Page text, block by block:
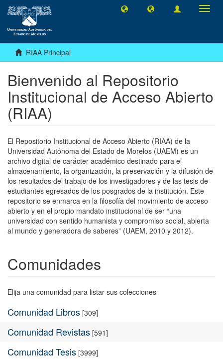
RIAA Principal
Bienvenido al Repositorio
Institucional de Acceso Abierto
(RIAA)
El Repositorio Institucional de Acceso Abierto (RIAA) de la
Universidad Autónoma del Estado de Morelos (UAEM) es un
archivo digital de carácter académico destinado para el
almacenamiento, la organización, la preservación y la difusión de
los resultados del trabajo de los investigadores y de las tesis de
estudiantes egresados de los posgrados de la institución. Este
repositorio se enmarca en la filosofía del movimiento de acceso
abierto y en el propio mandato institucional de ser “una
universidad con sentido humanista y compromiso social, abierta
al mundo y generadora de saberes” (UAEM, 2010 y 2012).
Comunidades
Elija una comunidad para listar sus colecciones
Comunidad Libros [309]
Comunidad Revistas [591]
Comunidad Tesis [3999]